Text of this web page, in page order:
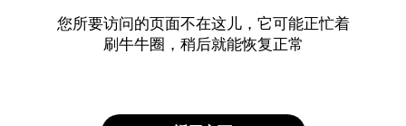
您所要访问的页面不在这儿，它可能正忙着
刷牛牛圈，稍后就能恢复正常